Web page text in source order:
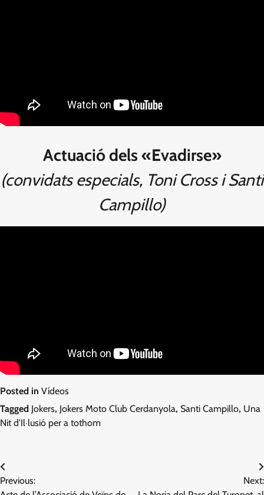
Actuació dels «Evadirse»
(convidats especials, Toni Cross i Santi
Campillo)
Posted in Vídeos
Tagged Jokers, Jokers Moto Club Cerdanyola, Santi Campillo, Una
Nit d'Il·lusió per a tothom
Navegació
d'entrades
Previous:
Next: